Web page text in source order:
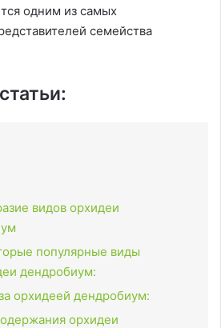
одним из самых
семейства
видов орхидеи
популярные виды
дендробиум:
орхидеей дендробиум:
орхидеи